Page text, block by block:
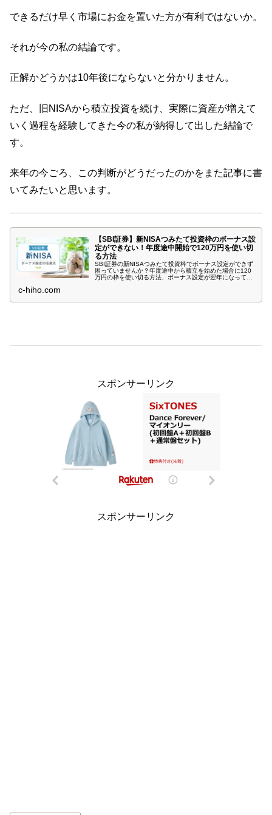
できるだけ早く市場にお金を置いた方が有利ではないか。
それが今の私の結論です。
正解かどうかは10年後にならないと分かりません。
ただ、旧NISAから積立投資を続け、実際に資産が増えて
いく過程を経験してきた今の私が納得して出した結論で
す。
来年の今ごろ、この判断がどうだったのかをまた記事に書
いてみたいと思います。
【SBI証券】新NISAつみたて投資枠のボーナス設
定ができない！年度途中開始で120万円を使い切
る方法
SBI証券の新NISAつみたて投資枠でボーナス設定ができず
困っていませんか？年度途中から積立を始めた場合に120
万円の枠を使い切る方法、ボーナス設定が翌年になってし
c-hiho.com
スポンサーリンク
スポンサーリンク